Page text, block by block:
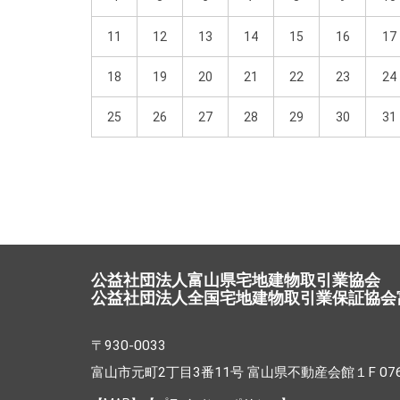
11 12 13 14 15 16 17
18 19 20 21 22 23 24
25 26 27 28 29 30 31
公益社団法人富山県宅地建物取引業協会
公益社団法人全国宅地建物取引業保証協
〒930-0033
富山市元町2丁目3番11号 富山県不動産会館１F